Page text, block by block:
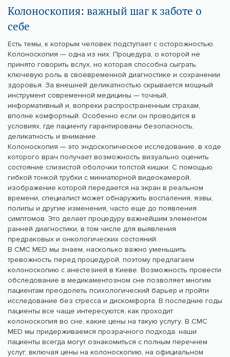
Колоноскопия: важный шаг к заботе о
себе
Есть темы, к которым человек подступает с осторожностью.
Колоноскопия — одна из них. Процедура, о которой не
принято говорить вслух, но которая способна сыграть
ключевую роль в своевременной диагностике и сохранении
здоровья. За внешней деликатностью скрывается мощный
инструмент современной медицины — точный,
информативный и, вопреки распространенным страхам,
вполне комфортный. Особенно если он проводится в
условиях, где пациенту гарантированы безопасность,
деликатность и внимание.
Колоноскопия — это эндоскопическое исследование, в ходе
которого врач получает возможность визуально оценить
состояние слизистой оболочки толстой кишки. С помощью
гибкой тонкой трубки с миниатюрной видеокамерой,
изображение которой передается на экран в реальном
времени, специалист может обнаружить воспаления, язвы,
полипы и другие изменения, часто еще до появления
симптомов. Это делает процедуру важнейшим элементом
ранней диагностики, в том числе для выявления
предраковых и онкологических состояний.
В CMC MED мы знаем, насколько важно уменьшить
тревожность перед процедурой, поэтому предлагаем
колоноскопию с анестезией в Киеве. Возможность провести
обследование в медикаментозном сне позволяет многим
пациентам преодолеть психологический барьер и пройти
исследование без стресса и дискомфорта. В последние годы
пациенты все чаще интересуются, как проходит
колоноскопия во сне, какие цены на такую услугу. В CMC
MED мы придерживаемся прозрачного подхода: наши
пациенты всегда могут ознакомиться с полным перечнем
услуг, включая цены на колоноскопию, на официальном